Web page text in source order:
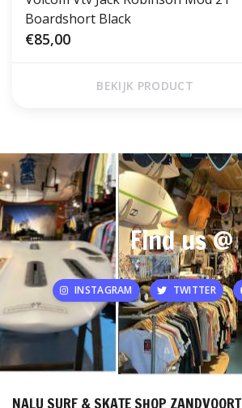
Boardshort Black
€85,00
BEKIJK PRODUCT
Find us @
INSTAGRAM TWITTER
NALU SURF & SKATE SHOP ZANDVOORT